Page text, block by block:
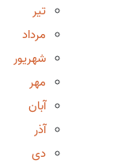
تیر
مرداد
شهریور
مهر
آبان
آذر
دی